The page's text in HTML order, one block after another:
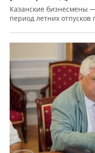
Казанские бизнесмены
период летних отпусков